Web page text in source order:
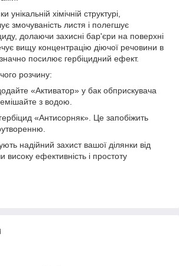
унікальній хімічній структурі,
змочуваність листя і полегшує
долаючи захисні бар'єри на поверхні
вищу концентрацію діючої речовини в
посилює гербіцидний ефект.
розчину:
«Активатор» у бак обприскувача
з водою.
«Антисорняк». Це запобіжить
надійний захист вашої ділянки від
високу ефективність і простоту